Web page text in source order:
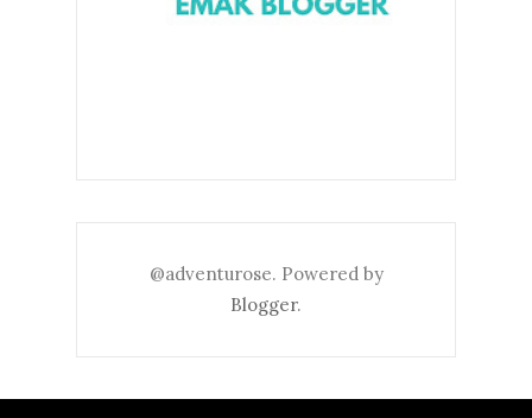
@adventurose. Powered by
Blogger.